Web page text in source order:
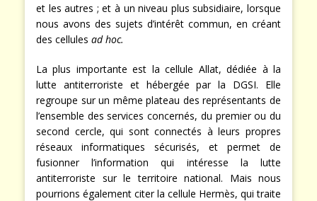
et les autres ; et à un niveau plus subsidiaire, lorsque
nous avons des sujets d’intérêt commun, en créant
des cellules ad hoc.
La plus importante est la cellule Allat, dédiée à la
lutte antiterroriste et hébergée par la DGSI. Elle
regroupe sur un même plateau des représentants de
l’ensemble des services concernés, du premier ou du
second cercle, qui sont connectés à leurs propres
réseaux informatiques sécurisés, et permet de
fusionner l’information qui intéresse la lutte
antiterroriste sur le territoire national. Mais nous
pourrions également citer la cellule Hermès, qui traite